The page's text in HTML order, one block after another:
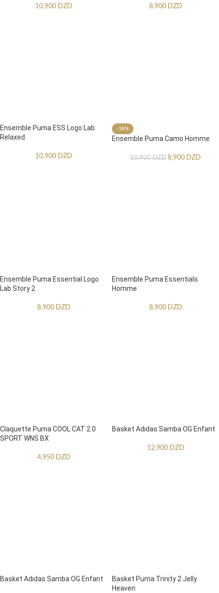
10,900 DZD 8,900 DZD
Ensemble Puma ESS Logo Lab
Relaxed
10,900 DZD
-18%
Ensemble Puma Camo Homme
10,900DZD 8,900 DZD
Ensemble Puma Essential Logo
Lab Story 2
8,900 DZD
Ensemble Puma Essentials
Homme
8,900 DZD
Claquette Puma COOL CAT 2.0
SPORT WNS BX
4,950 DZD
Basket Adidas Samba OG Enfant
12,900 DZD
Basket Adidas Samba OG Enfant
Basket Puma Trinity 2 Jelly
Heaven